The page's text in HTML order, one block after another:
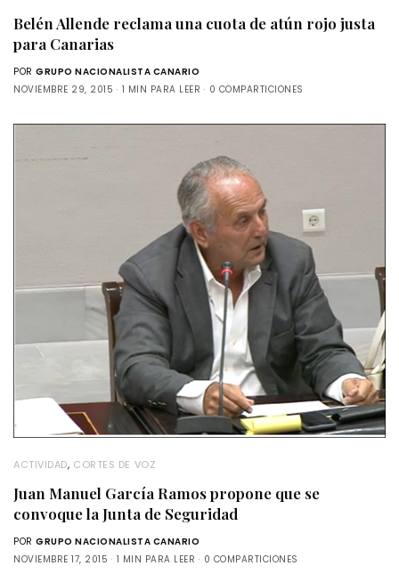
Belén Allende reclama una cuota de atún rojo justa
para Canarias
POR GRUPO NACIONALISTA CANARIO
NOVIEMBRE 29, 2015
1 MIN PARA LEER 0 COMPARTICIONES
ACTIVIDAD, CORTES DE VOZ
Juan Manuel García Ramos propone que se
convoque la Junta de Seguridad
POR GRUPO NACIONALISTA CANARIO
NOVIEMBRE 17, 2015
1 MIN PARA LEER 0 COMPARTICIONES